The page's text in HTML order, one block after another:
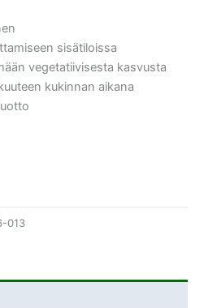
sisätiloissa
vegetatiivisesta kasvusta
kukinnan aikana
013